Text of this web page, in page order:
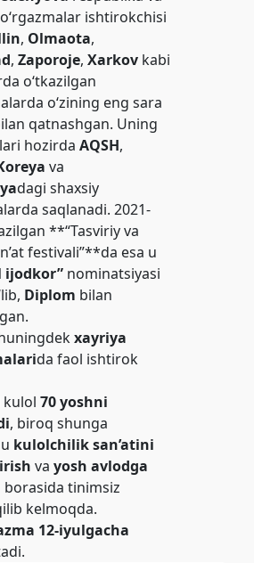
ishtirokchisi
, Olmaota,
,Zaporoje,Xarkov kabi
o‘tkazilgan
o‘zining eng sara
qatnashgan. Uning
hozirdaAQSH,
va
dagi shaxsiy
saqlanadi. 2021-
**“Tasviriy va
festivali”**da esa u
ijodkor” nominatsiyasi
Diplom bilan
xayriya
da faol ishtirok
kulol70 yoshni
, biroq shunga
kulolchilik san’atini
vayosh avlodga
borasida tinimsiz
kelmoqda.
12-iyulgacha